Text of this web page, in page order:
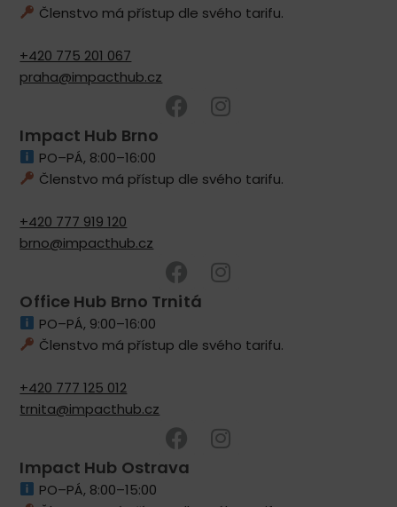
Členstvo má přístup dle svého tarifu.
+420 775 201 067
praha@impacthub.cz
Impact Hub Brno
PO–PÁ, 8:00–16:00
Členstvo má přístup dle svého tarifu.
+420 777 919 120
brno@impacthub.cz
Office Hub Brno Trnitá
PO–PÁ, 9:00–16:00
Členstvo má přístup dle svého tarifu.
+420 777 125 012
trnita@impacthub.cz
Impact Hub Ostrava
PO–PÁ, 8:00–15:00